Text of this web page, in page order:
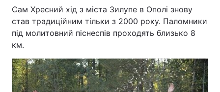
Сам Хресний хід з міста Зилупе в Ополі знову
став традиційним тільки з 2000 року. Паломники
під молитовний піснеспів проходять близько 8
км.